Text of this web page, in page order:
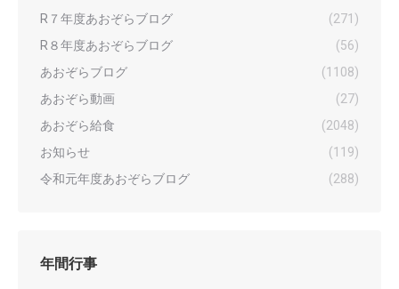
R７年度あおぞらブログ
(271)
R８年度あおぞらブログ
(56)
あおぞらブログ
(1108)
あおぞら動画
(27)
あおぞら給食
(2048)
お知らせ
(119)
令和元年度あおぞらブログ
(288)
年間行事